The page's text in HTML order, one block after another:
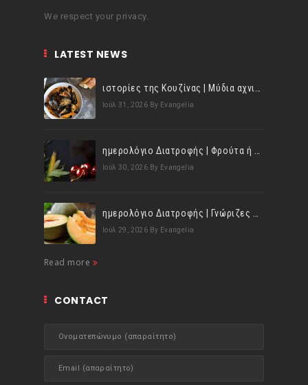
We respect your privacy.
LATEST NEWS
ιστορίες της Κουζίνας | Μύδια αχνιστά σβησμένα με λευκό κρασί!
Ιούλ 31, 2026 By Evangelia
ημερολόγιο Διατροφής | Φρούτα ή λαχανικά; Γνωρίζεις τη διαφορά;
Ιούλ 30, 2026 By Evangelia
ημερολόγιο Διατροφής | Γνώριζες ότι, το πεπόνι περιέχει πολλές βιταμίνες;
Ιούλ 29, 2026 By Evangelia
Read more
CONTACT